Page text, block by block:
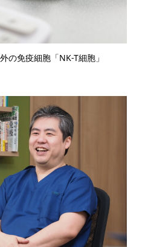
の免疫細胞「NK-T細胞」